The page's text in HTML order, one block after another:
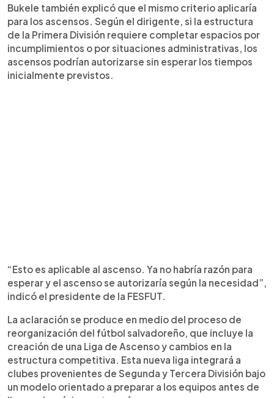
Bukele también explicó que el mismo criterio aplicaría
para los ascensos. Según el dirigente, si la estructura
de la Primera División requiere completar espacios por
incumplimientos o por situaciones administrativas, los
ascensos podrían autorizarse sin esperar los tiempos
inicialmente previstos.
“Esto es aplicable al ascenso. Ya no habría razón para
esperar y el ascenso se autorizaría según la necesidad”,
indicó el presidente de la FESFUT.
La aclaración se produce en medio del proceso de
reorganización del fútbol salvadoreño, que incluye la
creación de una Liga de Ascenso y cambios en la
estructura competitiva. Esta nueva liga integrará a
clubes provenientes de Segunda y Tercera División bajo
un modelo orientado a preparar a los equipos antes de